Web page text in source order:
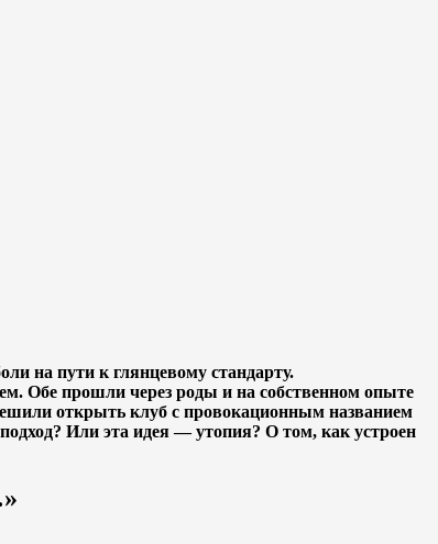
на пути к глянцевому стандарту.
Обе прошли через роды и на собственном опыте
открыть клуб с провокационным названием
Или эта идея — утопия? О том, как устроен